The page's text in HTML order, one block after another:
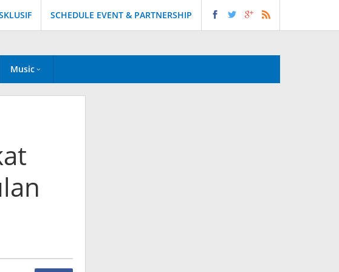
SCHEDULE EVENT & PARTNERSHIP
Music